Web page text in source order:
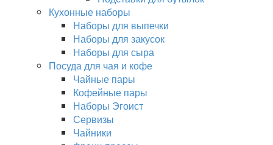
Кухонные наборы
Наборы для выпечки
Наборы для закусок
Наборы для сыра
Посуда для чая и кофе
Чайные пары
Кофейные пары
Наборы Эгоист
Сервизы
Чайники